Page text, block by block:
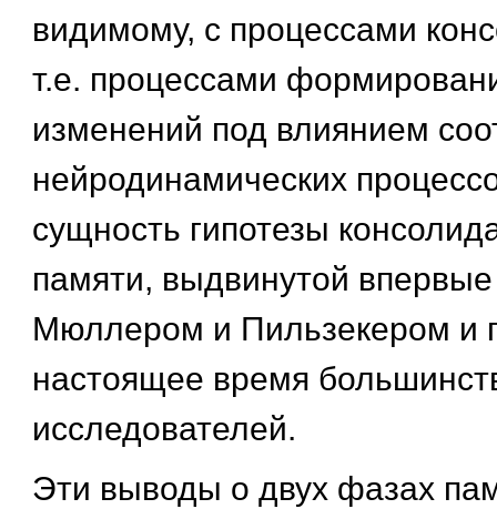
видимому, с процессами
т.е. процессами
изменений под влиянием
нейродинамических
сущность гипотезы
памяти, выдвинутой
Мюллером и Пильзекером и
настоящее время
исследователей.
Эти выводы о двух фазах